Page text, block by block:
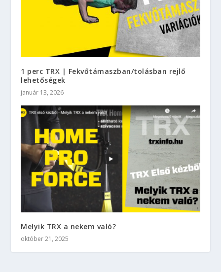
1 perc TRX | Fekvőtámaszban/tolásban rejlő
lehetőségek
január 13, 2026
Melyik TRX a nekem való?
október 21, 2025